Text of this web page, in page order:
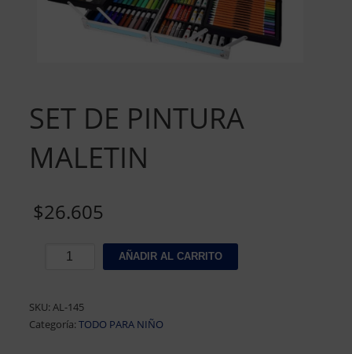
SET DE PINTURA
MALETIN
$26.605
MALETIN
cantidad
AÑADIR AL CARRITO
SKU: AL-145
Categoría: TODO PARA NIÑO